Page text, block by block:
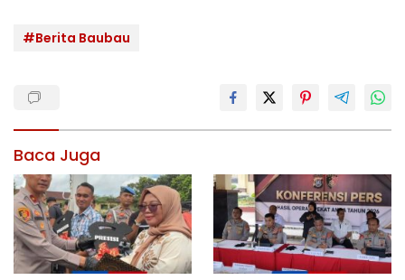
#Berita Baubau
Baca Juga